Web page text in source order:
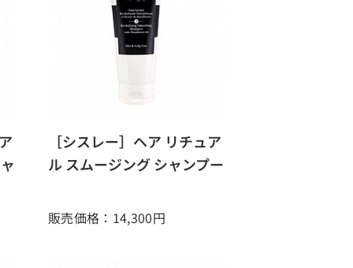
［シスレー］ヘア リチュア
ル スムージング シャンプー
販売価格：14,300円